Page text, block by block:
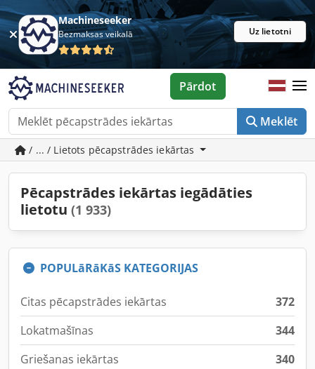
Machineseeker
Bezmaksas veikalā Uz lietotni
Meklēt
Pārdot
/ ... / Lietots pēcapstrādes iekārtas
Pēcapstrādes iekārtas iegādāties
lietotu (1 933)
POPULāRāKāS KATEGORIJAS
Citas pēcapstrādes iekārtas
372
Lokatmašīnas
344
Griešanas iekārtas
340